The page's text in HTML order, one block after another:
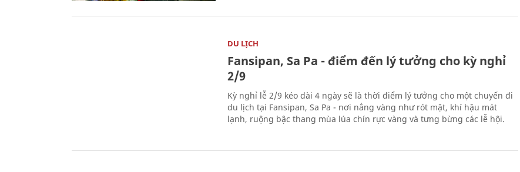
DU LỊCH
Fansipan, Sa Pa - điểm đến lý tưởng cho kỳ nghỉ
2/9
Kỳ nghỉ lễ 2/9 kéo dài 4 ngày sẽ là thời điểm lý tưởng cho một chuyến đi
du lịch tại Fansipan, Sa Pa - nơi nắng vàng như rót mật, khí hậu mát
lạnh, ruộng bậc thang mùa lúa chín rực vàng và tưng bừng các lễ hội.